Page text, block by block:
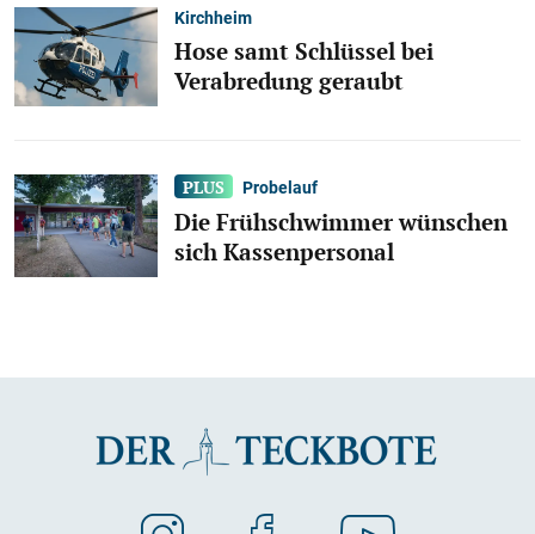
Kirchheim
Hose samt Schlüssel bei
Verabredung geraubt
Probelauf
Die Frühschwimmer wünschen
sich Kassenpersonal